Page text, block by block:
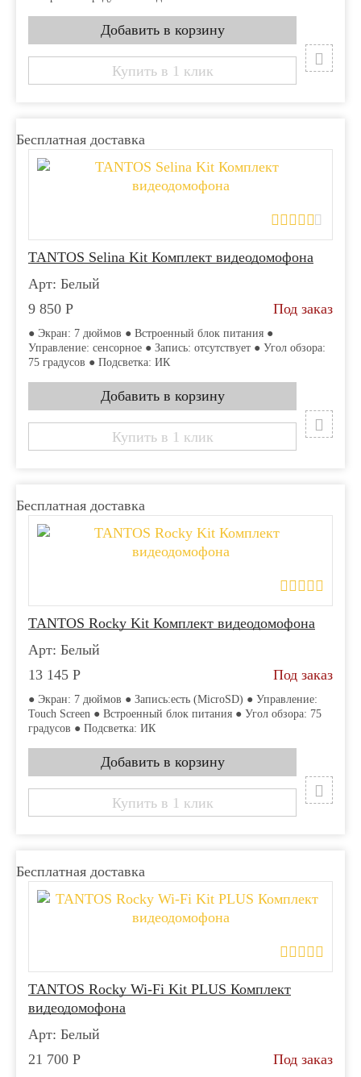
Купить в 1 клик
Бесплатная доставка
TANTOS Selina Kit Комплект видеодомофона
Арт: Белый
9 850 Р Под заказ
● Экран: 7 дюймов ● Встроенный блок питания ●
Управление: сенсорное ● Запись: отсутствует ● Угол обзора:
75 градусов ● Подсветка: ИК
Купить в 1 клик
Бесплатная доставка
TANTOS Rocky Kit Комплект видеодомофона
Арт: Белый
13 145 Р Под заказ
● Экран: 7 дюймов ● Запись:есть (MicroSD) ● Управление:
Touch Screen ● Встроенный блок питания ● Угол обзора: 75
градусов ● Подсветка: ИК
Купить в 1 клик
Бесплатная доставка
TANTOS Rocky Wi-Fi Kit PLUS Комплект
видеодомофона
Арт: Белый
21 700 Р Под заказ